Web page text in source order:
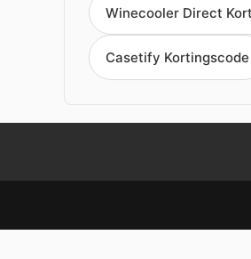
Winecooler Direct
Casetify Kortingscode